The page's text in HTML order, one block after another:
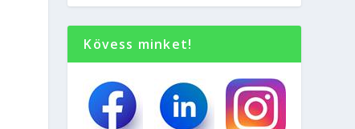
Kövess minket!